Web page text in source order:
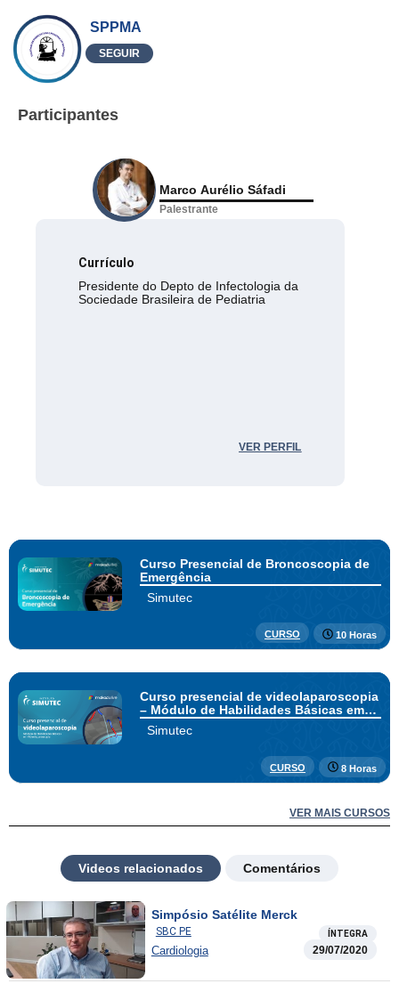
SPPMA
SEGUIR
Participantes
Marco Aurélio Sáfadi
Palestrante
Currículo
Presidente do Depto de Infectologia da
Sociedade Brasileira de Pediatria
VER PERFIL
Curso Presencial de Broncoscopia de
Emergência
Simutec
CURSO 10 Horas
Curso presencial de videolaparoscopia
– Módulo de Habilidades Básicas em
Videolaparoscopia
Simutec
CURSO 8 Horas
VER MAIS CURSOS
Videos relacionados Comentários
Simpósio Satélite Merck
SBC PE ÍNTEGRA
Cardiologia 29/07/2020